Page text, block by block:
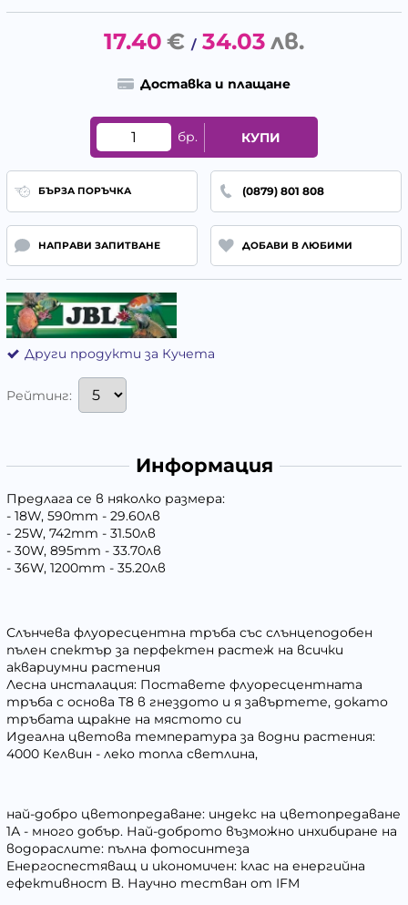
17.40 € / 34.03 лв.
Доставка и плащане
бр. КУПИ
БЪРЗА ПОРЪЧКА (0879) 801 808
НАПРАВИ ЗАПИТВАНЕ ДОБАВИ В ЛЮБИМИ
Други продукти за Кучета
Рейтинг:
Информация
Предлага се в няколко размера:
- 18W, 590mm - 29.60лв
- 25W, 742mm - 31.50лв
- 30W, 895mm - 33.70лв
- 36W, 1200mm - 35.20лв
Слънчева флуоресцентна тръба със слънцеподобен
пълен спектър за перфектен растеж на всички
аквариумни растения
Лесна инсталация: Поставете флуоресцентната
тръба с основа T8 в гнездото и я завъртете, докато
тръбата щракне на мястото си
Идеална цветова температура за водни растения:
4000 Келвин - леко топла светлина,
най-добро цветопредаване: индекс на цветопредаване
1А - много добър. Най-доброто възможно инхибиране на
водораслите: пълна фотосинтеза
Енергоспестяващ и икономичен: клас на енергийна
ефективност B. Научно тестван от IFM